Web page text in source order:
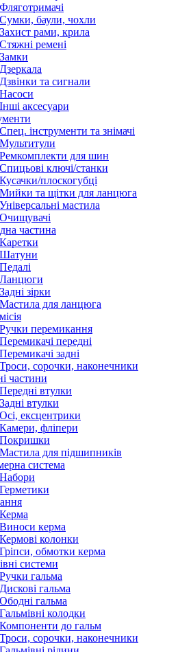
Фляготримачі
Сумки, баули, чохли
Захист рами, крила
Стяжні ремені
Замки
Дзеркала
Дзвінки та сигнали
Насоси
Інші аксесуари
Спец. інструменти та знімачі
Мультитули
Ремкомплекти для шин
Спицьові ключі/станки
Кусачки/плоскогубці
Мийки та щітки для ланцюга
Універсальні мастила
Очищувачі
частина
Каретки
Шатуни
Педалі
Ланцюги
Задні зірки
Мастила для ланцюга
Ручки перемикання
Перемикачі передні
Перемикачі задні
Троси, сорочки, наконечники
частини
Передні втулки
Задні втулки
Осі, ексцентрики
Камери, фліпери
Покришки
Мастила для підшипників
система
Набори
Герметики
Керма
Виноси керма
Кермові колонки
Гріпси, обмотки керма
системи
Ручки гальма
Дискові гальма
Ободні гальма
Гальмівні колодки
Компоненти до гальм
Троси, сорочки, наконечники